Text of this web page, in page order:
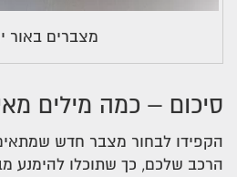
מצברים באור
סיכום – כמה מילים
הקפידו לבחור מצבר חדש
הרכב שלכם, כך שתוכלו להימנע